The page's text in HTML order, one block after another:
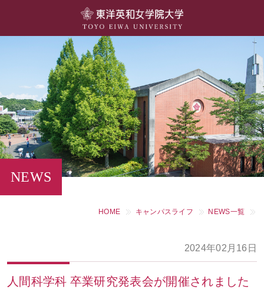
学部・学科
キャンパスライフ
留学・国際交流
キャリア・就職
NEWS
HOME キャンパスライフ NEWS一覧
2024年02月16日
人間科学科 卒業研究発表会が開催されました